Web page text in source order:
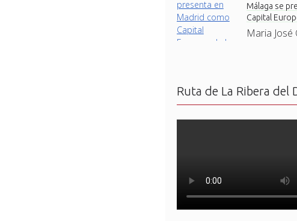
Málaga se
Capital
Maria José
Ruta de La Ribera del